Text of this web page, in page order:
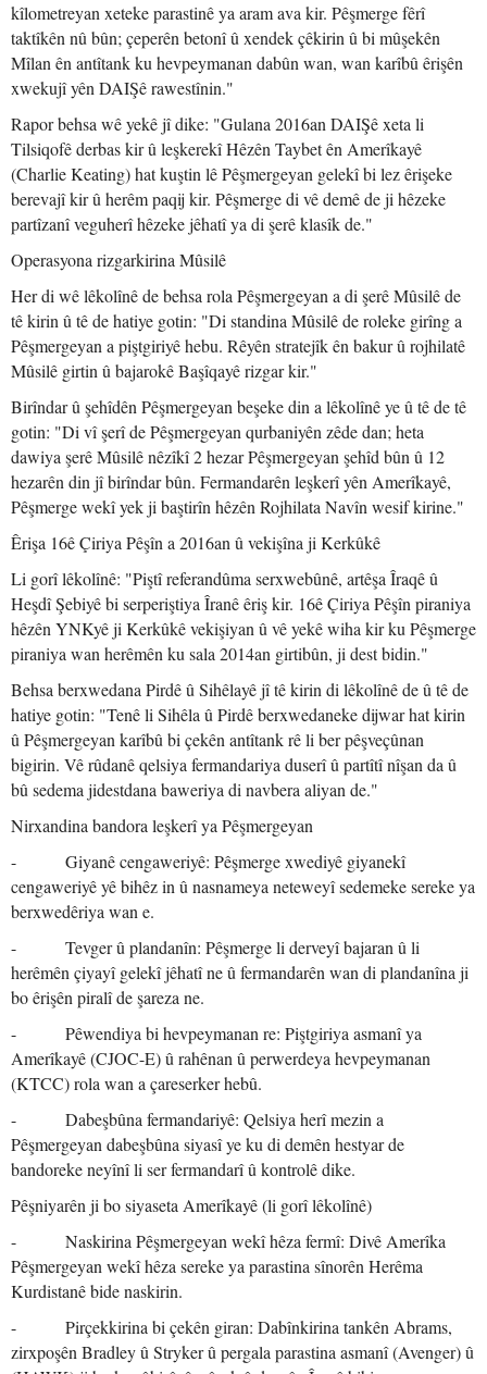
kîlometreyan xeteke parastinê ya aram ava kir. Pêşmerge fêrî
taktîkên nû bûn; çeperên betonî û xendek çêkirin û bi mûşekên
Mîlan ên antîtank ku hevpeymanan dabûn wan, wan karîbû êrişên
xwekujî yên DAIŞê rawestînin."
Rapor behsa wê yekê jî dike: "Gulana 2016an DAIŞê xeta li
Tilsiqofê derbas kir û leşkerekî Hêzên Taybet ên Amerîkayê
(Charlie Keating) hat kuştin lê Pêşmergeyan gelekî bi lez êrişeke
berevajî kir û herêm paqij kir. Pêşmerge di vê demê de ji hêzeke
partîzanî veguherî hêzeke jêhatî ya di şerê klasîk de."
Operasyona rizgarkirina Mûsilê
Her di wê lêkolînê de behsa rola Pêşmergeyan a di şerê Mûsilê de
tê kirin û tê de hatiye gotin: "Di standina Mûsilê de roleke girîng a
Pêşmergeyan a piştgiriyê hebu. Rêyên stratejîk ên bakur û rojhilatê
Mûsilê girtin û bajarokê Başîqayê rizgar kir."
Birîndar û şehîdên Pêşmergeyan beşeke din a lêkolînê ye û tê de tê
gotin: "Di vî şerî de Pêşmergeyan qurbaniyên zêde dan; heta
dawiya şerê Mûsilê nêzîkî 2 hezar Pêşmergeyan şehîd bûn û 12
hezarên din jî birîndar bûn. Fermandarên leşkerî yên Amerîkayê,
Pêşmerge wekî yek ji baştirîn hêzên Rojhilata Navîn wesif kirine."
Êrişa 16ê Çiriya Pêşîn a 2016an û vekişîna ji Kerkûkê
Li gorî lêkolînê: "Piştî referandûma serxwebûnê, artêşa Îraqê û
Heşdî Şebiyê bi serperiştiya Îranê êriş kir. 16ê Çiriya Pêşîn piraniya
hêzên YNKyê ji Kerkûkê vekişiyan û vê yekê wiha kir ku Pêşmerge
piraniya wan herêmên ku sala 2014an girtibûn, ji dest bidin."
Behsa berxwedana Pirdê û Sihêlayê jî tê kirin di lêkolînê de û tê de
hatiye gotin: "Tenê li Sihêla û Pirdê berxwedaneke dijwar hat kirin
û Pêşmergeyan karîbû bi çekên antîtank rê li ber pêşveçûnan
bigirin. Vê rûdanê qelsiya fermandariya duserî û partîtî nîşan da û
bû sedema jidestdana baweriya di navbera aliyan de."
Nirxandina bandora leşkerî ya Pêşmergeyan
- Giyanê cengaweriyê: Pêşmerge xwediyê giyanekî
cengaweriyê yê bihêz in û nasnameya neteweyî sedemeke sereke ya
berxwedêriya wan e.
- Tevger û plandanîn: Pêşmerge li derveyî bajaran û li
herêmên çiyayî gelekî jêhatî ne û fermandarên wan di plandanîna ji
bo êrişên piralî de şareza ne.
- Pêwendiya bi hevpeymanan re: Piştgiriya asmanî ya
Amerîkayê (CJOC-E) û rahênan û perwerdeya hevpeymanan
(KTCC) rola wan a çareserker hebû.
- Dabeşbûna fermandariyê: Qelsiya herî mezin a
Pêşmergeyan dabeşbûna siyasî ye ku di demên hestyar de
bandoreke neyînî li ser fermandarî û kontrolê dike.
Pêşniyarên ji bo siyaseta Amerîkayê (li gorî lêkolînê)
- Naskirina Pêşmergeyan wekî hêza fermî: Divê Amerîka
Pêşmergeyan wekî hêza sereke ya parastina sînorên Herêma
Kurdistanê bide naskirin.
- Pirçekkirina bi çekên giran: Dabînkirina tankên Abrams,
zirxpoşên Bradley û Stryker û pergala parastina asmanî (Avenger) û